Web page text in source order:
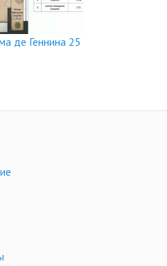
де Геннина 25